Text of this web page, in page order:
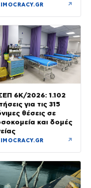
↗
6Κ/2026: 1.102
για τις 315
θέσεις σε
και δομές
↗